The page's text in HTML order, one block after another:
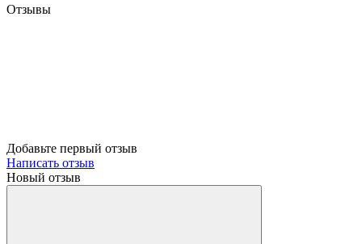
Отзывы
Добавьте первый отзыв
Написать отзыв
Новый отзыв